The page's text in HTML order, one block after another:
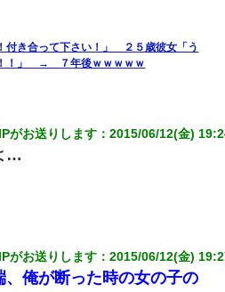
な新人さんに職場を案内すること
？」→ 突然、突き飛ばされて左手
してきたが後悔しかない…
付き合って下さい！」 ２５歳彼女「う
！！」 → ７年後ｗｗｗｗｗ
がお送りします ：2015/06/12(金)
…
がお送りします ：2015/06/12(金)
、俺が断った時の女の子の